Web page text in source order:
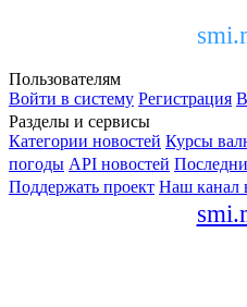
Пользователям
Войти в систему Регистрация
Разделы и сервисы
Категории новостей Курсы
погоды API новостей
Поддержать проект Наш канал